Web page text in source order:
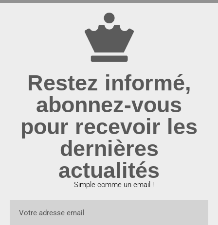
Restez informé,
abonnez-vous
pour recevoir les
dernières
actualités
Simple comme un email !